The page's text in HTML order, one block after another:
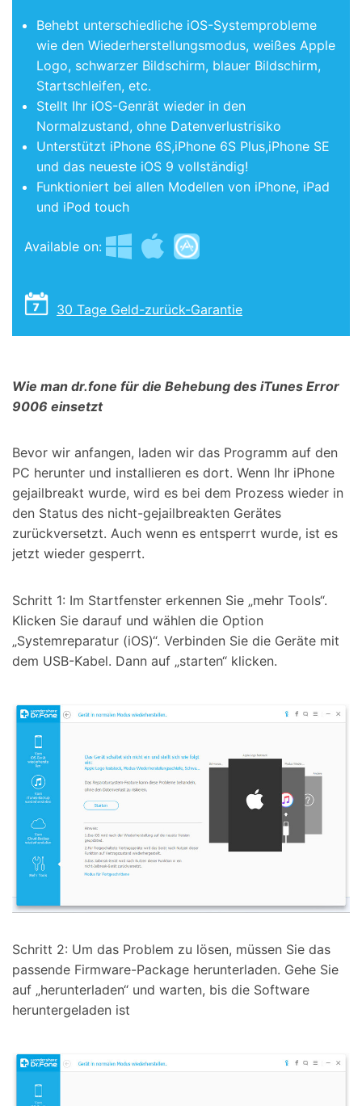
Behebt unterschiedliche iOS-Systemprobleme
wie den Wiederherstellungsmodus, weißes Apple
Logo, schwarzer Bildschirm, blauer Bildschirm,
Startschleifen, etc.
Stellt Ihr iOS-Genrät wieder in den
Normalzustand, ohne Datenverlustrisiko
Unterstützt iPhone 6S,iPhone 6S Plus,iPhone SE
und das neueste iOS 9 vollständig!
Funktioniert bei allen Modellen von iPhone, iPad
und iPod touch
Available on:
30 Tage Geld-zurück-Garantie
Wie man dr.fone für die Behebung des iTunes Error
9006 einsetzt
Bevor wir anfangen, laden wir das Programm auf den
PC herunter und installieren es dort. Wenn Ihr iPhone
gejailbreakt wurde, wird es bei dem Prozess wieder in
den Status des nicht-gejailbreakten Gerätes
zurückversetzt. Auch wenn es entsperrt wurde, ist es
jetzt wieder gesperrt.
Schritt 1: Im Startfenster erkennen Sie „mehr Tools“.
Klicken Sie darauf und wählen die Option
„Systemreparatur (iOS)“. Verbinden Sie die Geräte mit
dem USB-Kabel. Dann auf „starten“ klicken.
Schritt 2: Um das Problem zu lösen, müssen Sie das
passende Firmware-Package herunterladen. Gehe Sie
auf „herunterladen“ und warten, bis die Software
heruntergeladen ist